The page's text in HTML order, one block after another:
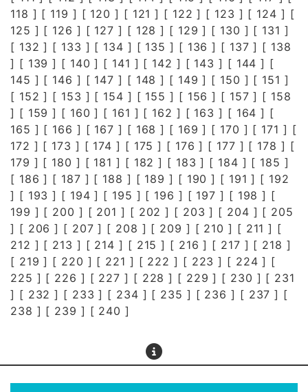
118 ] [ 119 ] [ 120 ] [ 121 ] [ 122 ] [ 123 ] [ 124 ] [
125 ] [ 126 ] [ 127 ] [ 128 ] [ 129 ] [ 130 ] [ 131 ]
[ 132 ] [ 133 ] [ 134 ] [ 135 ] [ 136 ] [ 137 ] [ 138
] [ 139 ] [ 140 ] [ 141 ] [ 142 ] [ 143 ] [ 144 ] [
145 ] [ 146 ] [ 147 ] [ 148 ] [ 149 ] [ 150 ] [ 151 ]
[ 152 ] [ 153 ] [ 154 ] [ 155 ] [ 156 ] [ 157 ] [ 158
] [ 159 ] [ 160 ] [ 161 ] [ 162 ] [ 163 ] [ 164 ] [
165 ] [ 166 ] [ 167 ] [ 168 ] [ 169 ] [ 170 ] [ 171 ] [
172 ] [ 173 ] [ 174 ] [ 175 ] [ 176 ] [ 177 ] [ 178 ] [
179 ] [ 180 ] [ 181 ] [ 182 ] [ 183 ] [ 184 ] [ 185 ]
[ 186 ] [ 187 ] [ 188 ] [ 189 ] [ 190 ] [ 191 ] [ 192
] [ 193 ] [ 194 ] [ 195 ] [ 196 ] [ 197 ] [ 198 ] [
199 ] [ 200 ] [ 201 ] [ 202 ] [ 203 ] [ 204 ] [ 205
] [ 206 ] [ 207 ] [ 208 ] [ 209 ] [ 210 ] [ 211 ] [
212 ] [ 213 ] [ 214 ] [ 215 ] [ 216 ] [ 217 ] [ 218 ]
[ 219 ] [ 220 ] [ 221 ] [ 222 ] [ 223 ] [ 224 ] [
225 ] [ 226 ] [ 227 ] [ 228 ] [ 229 ] [ 230 ] [ 231
] [ 232 ] [ 233 ] [ 234 ] [ 235 ] [ 236 ] [ 237 ] [
238 ] [ 239 ] [ 240 ]